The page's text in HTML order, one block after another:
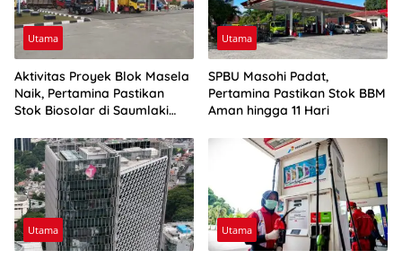
Utama
Aktivitas Proyek Blok Masela
Naik, Pertamina Pastikan
Stok Biosolar di Saumlaki
Utama
SPBU Masohi Padat,
Pertamina Pastikan Stok BBM
Aman hingga 11 Hari
Utama Utama